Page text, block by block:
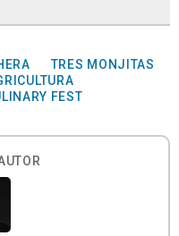
TRES MONJITAS
FEST